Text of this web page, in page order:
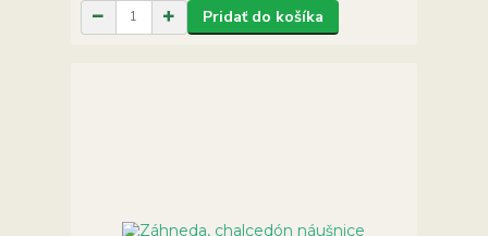
Pridať do košíka